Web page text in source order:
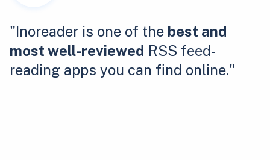
"Inoreader is one of the best and
most well-reviewed RSS feed-
reading apps you can find online."